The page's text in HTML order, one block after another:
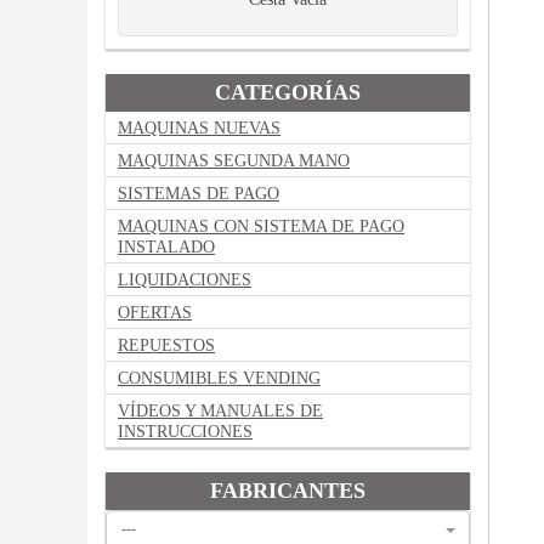
CATEGORÍAS
MAQUINAS NUEVAS
MAQUINAS SEGUNDA MANO
SISTEMAS DE PAGO
MAQUINAS CON SISTEMA DE PAGO
INSTALADO
LIQUIDACIONES
OFERTAS
REPUESTOS
CONSUMIBLES VENDING
VÍDEOS Y MANUALES DE
INSTRUCCIONES
FABRICANTES
---